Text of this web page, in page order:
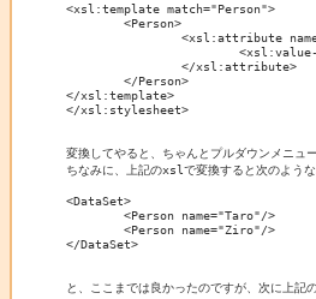
<xsl:template match="Person">
	<Person>
		<xsl:attribute name="name">
			<xsl:value-of select="name"/>
		</xsl:attribute>
	</Person>
</xsl:template>
</xsl:stylesheet>
変換してやると、ちゃんとプルダウンメニ
ちなみに、上記のxslで変換すると次のような
<DataSet>
        <Person name="Taro"/>
        <Person name="Ziro"/>
</DataSet>
と、ここまでは良かったのですが、次に上